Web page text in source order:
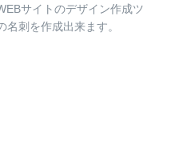
サイトのデザイン作成ツ
刺を作成出来ます。